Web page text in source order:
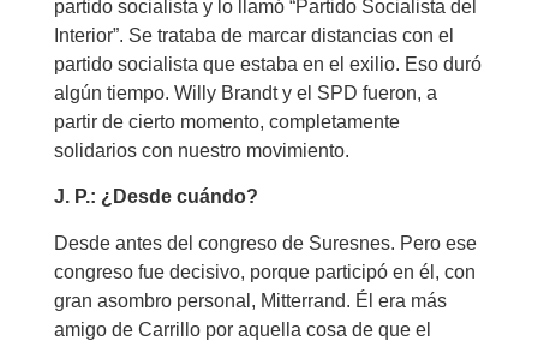
partido socialista y lo llamó “Partido Socialista del
Interior”. Se trataba de marcar distancias con el
partido socialista que estaba en el exilio. Eso duró
algún tiempo. Willy Brandt y el SPD fueron, a
partir de cierto momento, completamente
solidarios con nuestro movimiento.
J. P.: ¿Desde cuándo?
Desde antes del congreso de Suresnes. Pero ese
congreso fue decisivo, porque participó en él, con
gran asombro personal, Mitterrand. Él era más
amigo de Carrillo por aquella cosa de que el